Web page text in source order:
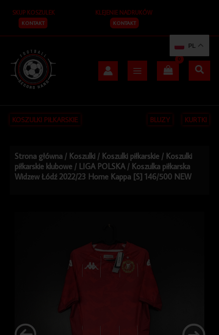
treści
SKUP KOSZULEK
KONTAKT
KLEJENIE NADRUKÓW
KONTAKT
KOSZULKI PIŁKARSKIE BLUZY KURTKI
Strona główna / Koszulki / Koszulki piłkarskie / Koszulki
piłkarskie klubowe / LIGA POLSKA / Koszulka piłkarska
Widzew Łódź 2022/23 Home Kappa [S] 146/500 NEW
PL